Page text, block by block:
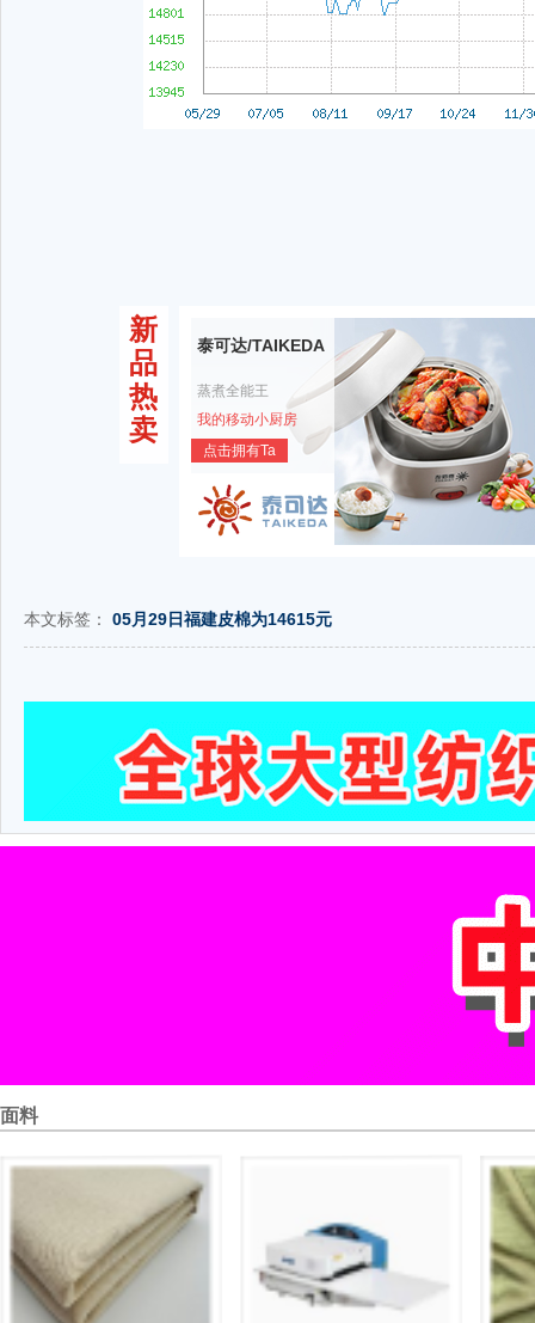
新
品
热
卖
泰可达/TAIKEDA
蒸煮全能王
我的移动小厨房
点击拥有Ta
本文标签： 05月29日福建皮棉为14615元
面料